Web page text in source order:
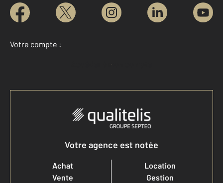
Votre compte :
Accéder à mon compte
Votre agence est notée
Achat
Vente
Location
Gestion